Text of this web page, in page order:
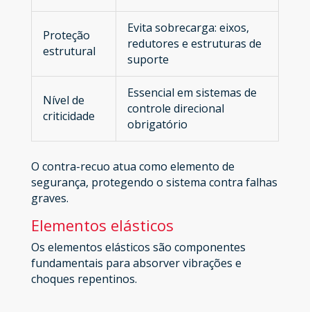
Proteção
estrutural
Evita sobrecarga: eixos,
redutores e estruturas de
suporte
Nível de
criticidade
Essencial em sistemas de
controle direcional
obrigatório
O contra-recuo atua como elemento de
segurança, protegendo o sistema contra falhas
graves.
Elementos elásticos
Os elementos elásticos são componentes
fundamentais para absorver vibrações e
choques repentinos.